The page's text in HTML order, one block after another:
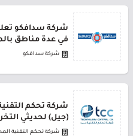
شركة سدافكو
في عدة مناطق
شركة سدافكو
شركة تحكم
(جيل) لحديثي
شركة تحكم التقنية